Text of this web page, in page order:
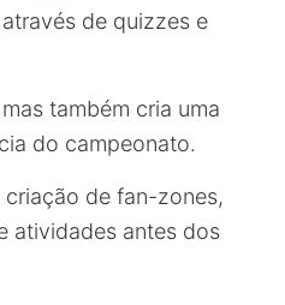
de quizzes e
também cria uma
do campeonato.
de fan-zones,
atividades antes dos